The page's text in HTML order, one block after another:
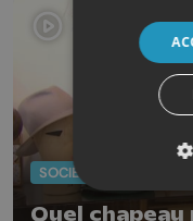
SOCIÉTÉ
Quel